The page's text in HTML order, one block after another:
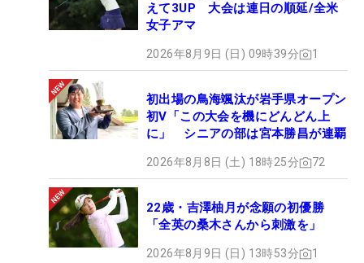
えて3UP 大会は連日の順延/全米
女子アマ
2026年8月9日 (日) 09時39分 1
初出場の鳥海颯汰が岩手県オープン
初V「この大会を機にどんどん上
に」 シニアの部は宮本勝昌が連覇
2026年8月8日 (土) 18時25分 72
22歳・吉澤柚月が念願の初優勝
「全英の桑木さんから刺激を」
2026年8月9日 (日) 13時53分 1